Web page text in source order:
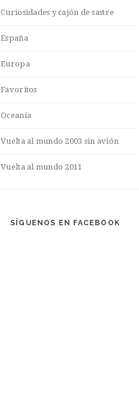
Curiosidades y cajón de sastre
España
Europa
Favoritos
Oceanía
Vuelta al mundo 2003 sin avión
Vuelta al mundo 2011
SÍGUENOS EN FACEBOOK